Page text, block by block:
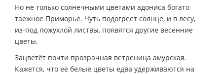
Но не только солнечными цветами адониса богато
таежное Приморье. Чуть подогреет солнце, и в лесу,
из-под пожухлой листвы, появятся другие весенние
цветы.
Зацветёт почти прозрачная ветреница амурская.
Кажется, что её белые цветы едва удерживаются на